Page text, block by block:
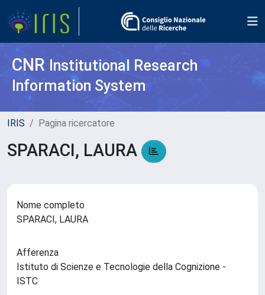
CNR Institutional Research
Information System
IRIS Pagina ricercatore
SPARACI, LAURA
Nome completo
SPARACI, LAURA
Afferenza
Istituto di Scienze e Tecnologie della Cognizione -
ISTC